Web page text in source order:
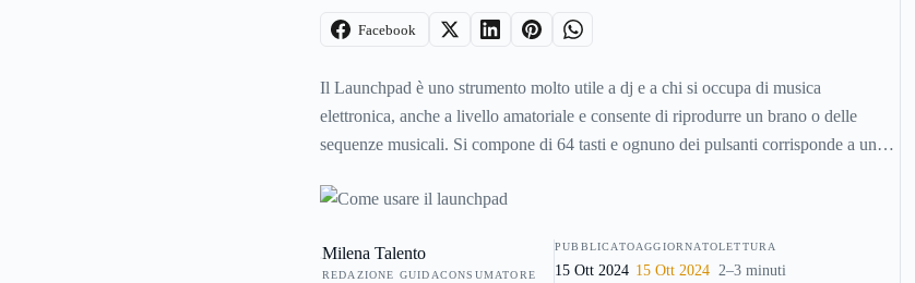
Facebook
Il Launchpad è uno strumento molto utile a dj e a chi si occupa di musica
elettronica, anche a livello amatoriale e consente di riprodurre un brano o delle
sequenze musicali. Si compone di 64 tasti e ognuno dei pulsanti corrisponde a un
al meglio il Launchpad, anche se siete alle prime armi con il mondo della musica
Milena Talento
REDAZIONE GUIDACONSUMATORE
PUBBLICATO
15 Ott 2024
AGGIORNATO
15 Ott 2024
LETTURA
2–3 minuti